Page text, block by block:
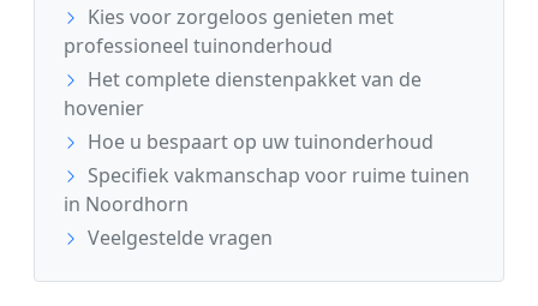
Kies voor zorgeloos genieten met
professioneel tuinonderhoud
Het complete dienstenpakket van de
hovenier
Hoe u bespaart op uw tuinonderhoud
Specifiek vakmanschap voor ruime tuinen
in Noordhorn
Veelgestelde vragen